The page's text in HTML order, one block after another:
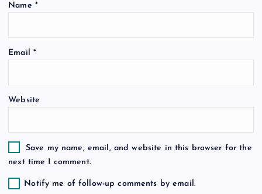
i
Name *
Email *
Website
Save my name, email, and website in this browser for the
next time I comment.
Notify me of follow-up comments by email.